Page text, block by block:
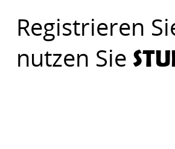
Registrieren
nutzen Sie